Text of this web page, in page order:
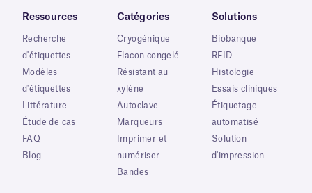
Ressources
Recherche
d'étiquettes
Modèles
d'étiquettes
Littérature
Étude de cas
FAQ
Blog
Catégories
Cryogénique
Flacon congelé
Résistant au
xylène
Autoclave
Marqueurs
Imprimer et
numériser
Bandes
Solutions
Biobanque
RFID
Histologie
Essais cliniques
Étiquetage
automatisé
Solution
d'impression